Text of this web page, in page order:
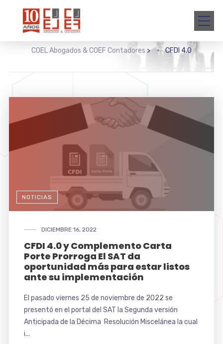
COEL Abogados & COEF Contadores > CFDI 4.0
NOTICIAS
DICIEMBRE 16, 2022
CFDI 4.0 y Complemento Carta
Porte Prorroga El SAT da
oportunidad más para estar listos
ante su implementación
El pasado viernes 25 de noviembre de 2022 se
presentó en el portal del SAT la Segunda versión
Anticipada de la Décima Resolución Miscelánea la cual
i...